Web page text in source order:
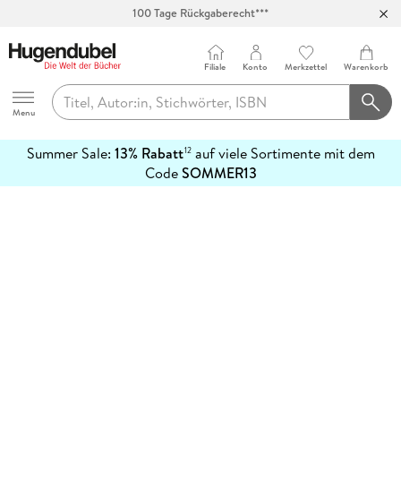
100 Tage Rückgaberecht***
Hugendubel
Menu
Filiale Konto Merkzettel Warenkorb
Summer Sale: 13% Rabatt12auf viele Sortimente mit dem
CodeSOMMER13
erfahren